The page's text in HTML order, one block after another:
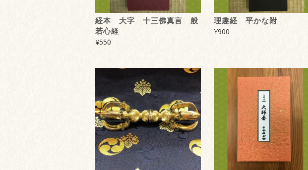
経本 大字 十三佛真言 般
若心経
¥550
理趣経 平かな附
¥900